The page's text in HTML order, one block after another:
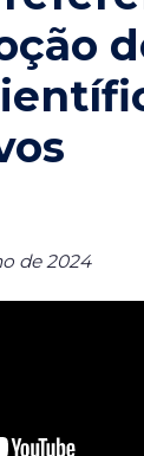
de 2024